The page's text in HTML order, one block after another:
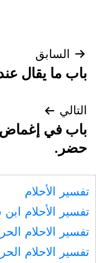
تصفّح
المقالات
السابق
باب ما يقال
التالي
باب في إغماض
حضر.
تفسير الأحلام
تفسير الأحلام
تفسير الاحلام
تفسير الاحلام